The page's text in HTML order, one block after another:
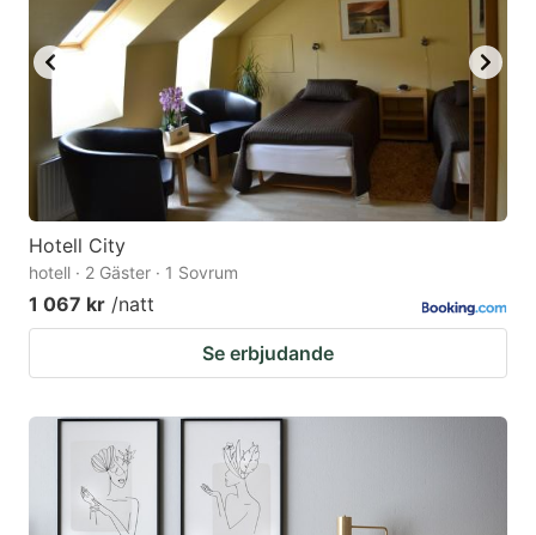
Hotell City
hotell · 2 Gäster · 1 Sovrum
1 067 kr /natt
Se erbjudande